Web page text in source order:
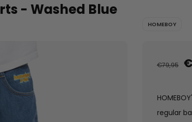
- Washed Blue
HOMEBOY
€79,95
regular